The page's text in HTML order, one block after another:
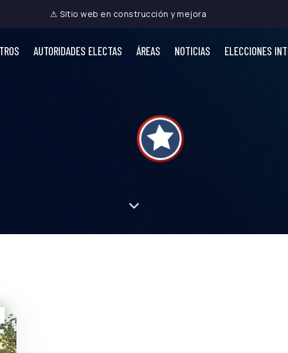
⚠ Sitio web en construcción y mejora
AUTORIDADES ELECTAS ÁREAS NOTICIAS ELECCIONES